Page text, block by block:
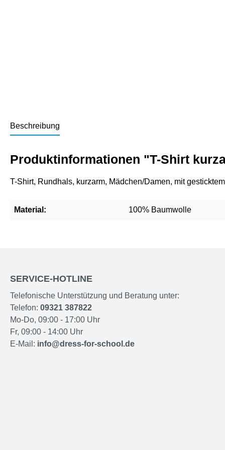
Beschreibung
Produktinformationen "T-Shirt
T-Shirt, Rundhals, kurzarm, Mädchen/Damen, mit
Material: 100% Baumwolle
SERVICE-HOTLINE
Telefonische Unterstützung und Beratung unter:
Telefon: 09321 387822
Mo-Do, 09:00 - 17:00 Uhr
Fr, 09:00 - 14:00 Uhr
E-Mail: info@dress-for-school.de